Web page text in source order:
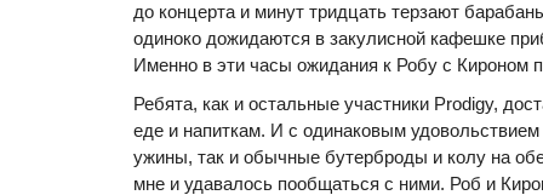
до концерта и минут тридцать терзают
одиноко дожидаются в закулисной кафешке
Именно в эти часы ожидания к Робу с Кироном
Ребята, как и остальные участники Prodigy,
еде и напиткам. И с одинаковым
ужины, так и обычные бутерброды и колу на
мне и удавалось пообщаться с ними. Роб и